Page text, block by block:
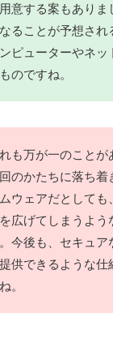
意する案もありま
ることが予想され
ピューターやネッ
のですね。
も万が一のことが
のかたちに落ち着
ウェアだとしても
広げてしまうよう
今後も、セキュア
供できるような仕
。